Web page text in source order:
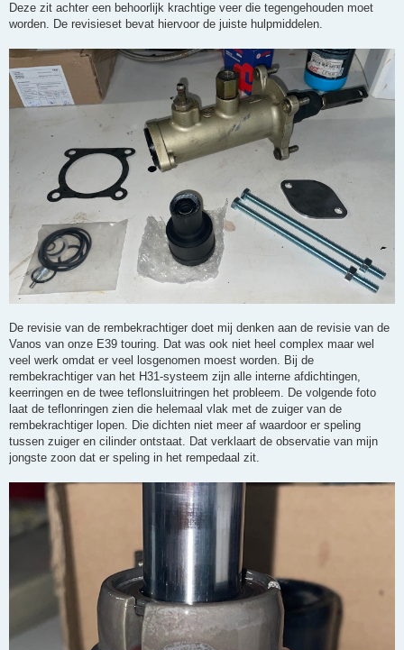
Deze zit achter een behoorlijk krachtige veer die tegengehouden moet
worden. De revisieset bevat hiervoor de juiste hulpmiddelen.
De revisie van de rembekrachtiger doet mij denken aan de revisie van de
Vanos van onze E39 touring. Dat was ook niet heel complex maar wel
veel werk omdat er veel losgenomen moest worden. Bij de
rembekrachtiger van het H31-systeem zijn alle interne afdichtingen,
keerringen en de twee teflonsluitringen het probleem. De volgende foto
laat de teflonringen zien die helemaal vlak met de zuiger van de
rembekrachtiger lopen. Die dichten niet meer af waardoor er speling
tussen zuiger en cilinder ontstaat. Dat verklaart de observatie van mijn
jongste zoon dat er speling in het rempedaal zit.